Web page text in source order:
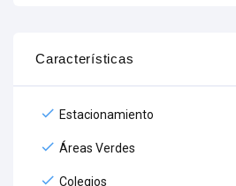
Características
Estacionamiento
Áreas Verdes
Colegios